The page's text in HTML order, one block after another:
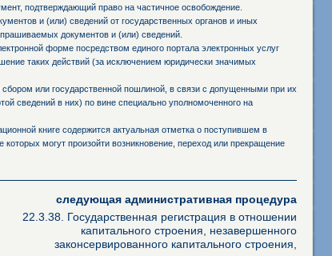
подтверждающий право на частичное освобождение.
и (или) сведений от государственных органов и иных
документов и (или) сведений.
форме посредством единого портала электронных услуг
таких действий (за исключением юридически значимых
или государственной пошлиной, в связи с допущенными при их
сведений в них) по вине специально уполномоченного на
книге содержится актуальная отметка о поступившем в
могут произойти возникновение, переход или прекращение
следующая административная процедура
22.3.38. Государственная регистрация в отношении
капитального строения, незавершенного
законсервированного капитального строения,